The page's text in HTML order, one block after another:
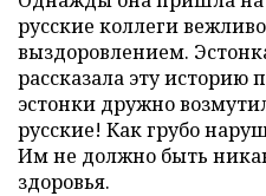
русские коллеги
выздоровлением.
рассказала эту историю
эстонки дружно
русские! Как грубо
Им не должно быть
здоровья.